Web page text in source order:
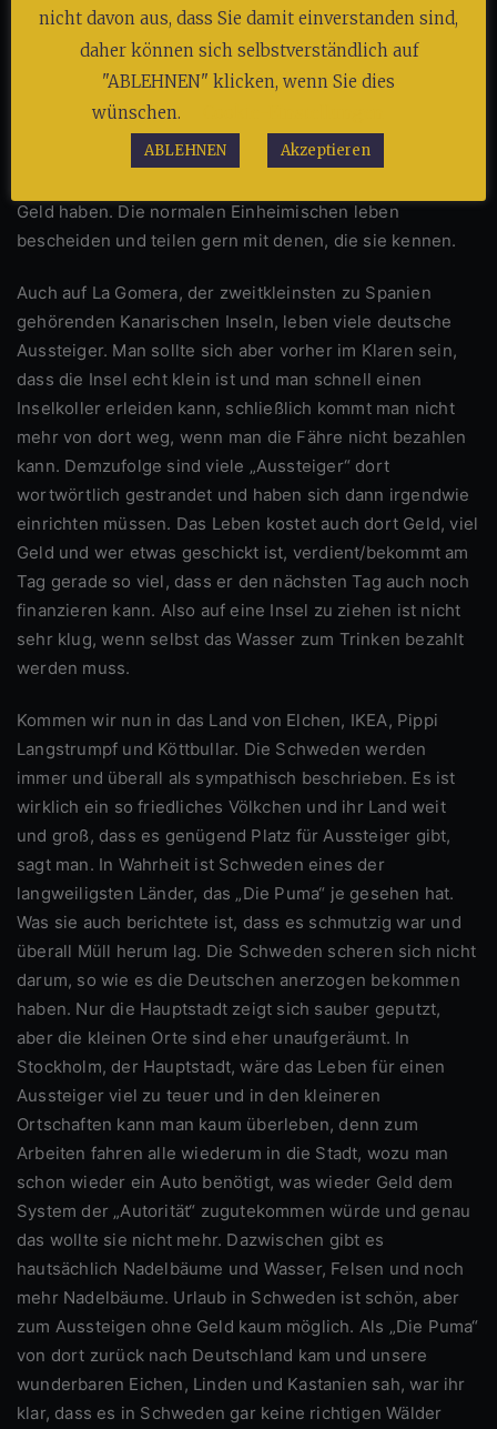
Straße gesetzt werden, damit zum Beispiel deutsche
Touristen diese „retten“ und zum nächstliegenden
der Nähe ist, was natürlich wieder viel Geld kostet und
bestimmt nicht den Tieren zugutekommt. Wie auch bei
uns, wird in Ungarn KORRUPTION ganz großgeschrieben,
Geld haben. Die normalen Einheimischen leben
bescheiden und teilen gern mit denen, die sie kennen.
Auch auf La Gomera, der zweitkleinsten zu Spanien
gehörenden Kanarischen Inseln, leben viele deutsche
Aussteiger. Man sollte sich aber vorher im Klaren sein,
dass die Insel echt klein ist und man schnell einen
Inselkoller erleiden kann, schließlich kommt man nicht
mehr von dort weg, wenn man die Fähre nicht bezahlen
kann. Demzufolge sind viele „Aussteiger“ dort
wortwörtlich gestrandet und haben sich dann irgendwie
einrichten müssen. Das Leben kostet auch dort Geld, viel
Geld und wer etwas geschickt ist, verdient/bekommt am
Tag gerade so viel, dass er den nächsten Tag auch noch
finanzieren kann. Also auf eine Insel zu ziehen ist nicht
sehr klug, wenn selbst das Wasser zum Trinken bezahlt
werden muss.
Kommen wir nun in das Land von Elchen, IKEA, Pippi
Langstrumpf und Köttbullar. Die Schweden werden
immer und überall als sympathisch beschrieben. Es ist
wirklich ein so friedliches Völkchen und ihr Land weit
und groß, dass es genügend Platz für Aussteiger gibt,
sagt man. In Wahrheit ist Schweden eines der
langweiligsten Länder, das „Die Puma“ je gesehen hat.
Was sie auch berichtete ist, dass es schmutzig war und
überall Müll herum lag. Die Schweden scheren sich nicht
darum, so wie es die Deutschen anerzogen bekommen
haben. Nur die Hauptstadt zeigt sich sauber geputzt,
aber die kleinen Orte sind eher unaufgeräumt. In
Stockholm, der Hauptstadt, wäre das Leben für einen
Aussteiger viel zu teuer und in den kleineren
Ortschaften kann man kaum überleben, denn zum
Arbeiten fahren alle wiederum in die Stadt, wozu man
schon wieder ein Auto benötigt, was wieder Geld dem
System der „Autorität“ zugutekommen würde und genau
das wollte sie nicht mehr. Dazwischen gibt es
hautsächlich Nadelbäume und Wasser, Felsen und noch
mehr Nadelbäume. Urlaub in Schweden ist schön, aber
zum Aussteigen ohne Geld kaum möglich. Als „Die Puma“
von dort zurück nach Deutschland kam und unsere
wunderbaren Eichen, Linden und Kastanien sah, war ihr
klar, dass es in Schweden gar keine richtigen Wälder
nicht davon aus, dass Sie damit einverstanden sind,
daher können sich selbstverständlich auf
"ABLEHNEN" klicken, wenn Sie dies
wünschen.
ABLEHNEN Akzeptieren